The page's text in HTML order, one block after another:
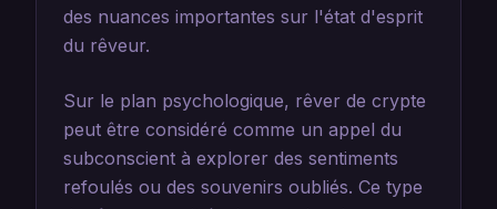
des nuances importantes sur l'état d'esprit
du rêveur.
Sur le plan psychologique, rêver de crypte
peut être considéré comme un appel du
subconscient à explorer des sentiments
refoulés ou des souvenirs oubliés. Ce type